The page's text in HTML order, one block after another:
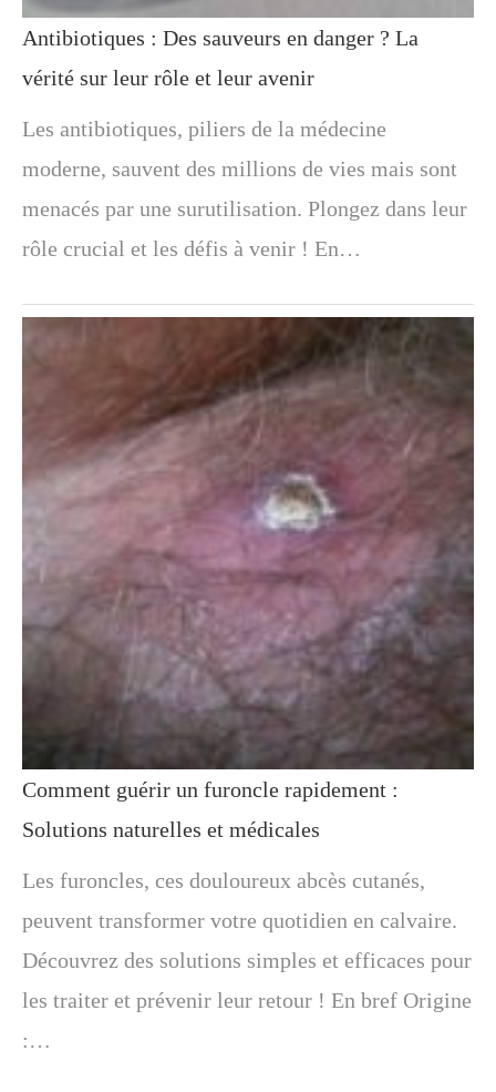
Antibiotiques : Des sauveurs en danger ? La
vérité sur leur rôle et leur avenir
Les antibiotiques, piliers de la médecine
moderne, sauvent des millions de vies mais sont
menacés par une surutilisation. Plongez dans leur
rôle crucial et les défis à venir ! En…
Comment guérir un furoncle rapidement :
Solutions naturelles et médicales
Les furoncles, ces douloureux abcès cutanés,
peuvent transformer votre quotidien en calvaire.
Découvrez des solutions simples et efficaces pour
les traiter et prévenir leur retour ! En bref Origine
:…